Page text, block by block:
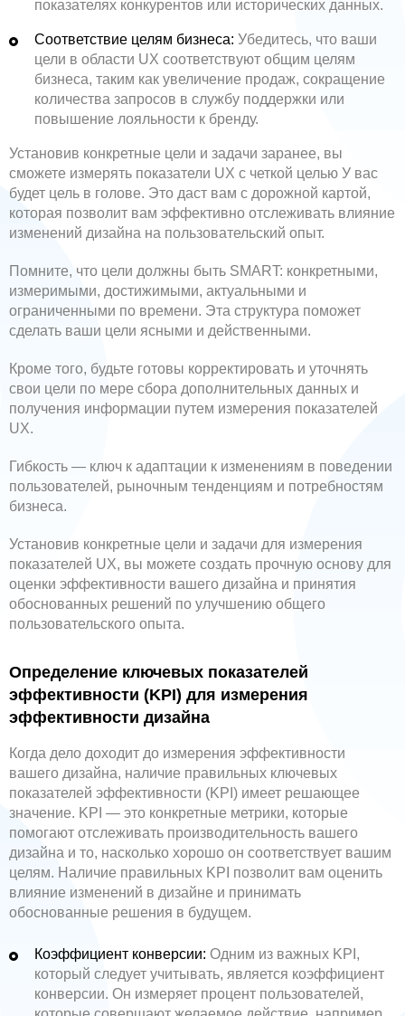
показателях конкурентов или исторических данных.
Соответствие целям бизнеса: Убедитесь, что ваши
цели в области UX соответствуют общим целям
бизнеса, таким как увеличение продаж, сокращение
количества запросов в службу поддержки или
повышение лояльности к бренду.
Установив конкретные цели и задачи заранее, вы
сможете измерять показатели UX с четкой целью У вас
будет цель в голове. Это даст вам с дорожной картой,
которая позволит вам эффективно отслеживать влияние
изменений дизайна на пользовательский опыт.
Помните, что цели должны быть SMART: конкретными,
измеримыми, достижимыми, актуальными и
ограниченными по времени. Эта структура поможет
сделать ваши цели ясными и действенными.
Кроме того, будьте готовы корректировать и уточнять
свои цели по мере сбора дополнительных данных и
получения информации путем измерения показателей
UX.
Гибкость — ключ к адаптации к изменениям в поведении
пользователей, рыночным тенденциям и потребностям
бизнеса.
Установив конкретные цели и задачи для измерения
показателей UX, вы можете создать прочную основу для
оценки эффективности вашего дизайна и принятия
обоснованных решений по улучшению общего
пользовательского опыта.
Определение ключевых показателей
эффективности (KPI) для измерения
эффективности дизайна
Когда дело доходит до измерения эффективности
вашего дизайна, наличие правильных ключевых
показателей эффективности (KPI) имеет решающее
значение. KPI — это конкретные метрики, которые
помогают отслеживать производительность вашего
дизайна и то, насколько хорошо он соответствует вашим
целям. Наличие правильных KPI позволит вам оценить
влияние изменений в дизайне и принимать
обоснованные решения в будущем.
Коэффициент конверсии: Одним из важных KPI,
который следует учитывать, является коэффициент
конверсии. Он измеряет процент пользователей,